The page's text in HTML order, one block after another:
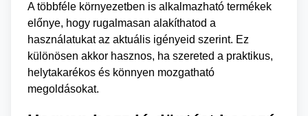
A többféle környezetben is alkalmazható termékek
előnye, hogy rugalmasan alakíthatod a
használatukat az aktuális igényeid szerint. Ez
különösen akkor hasznos, ha szereted a praktikus,
helytakarékos és könnyen mozgatható
megoldásokat.